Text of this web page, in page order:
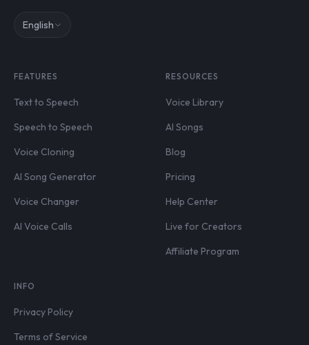
English
FEATURES
Text to Speech
Speech to Speech
Voice Cloning
AI Song Generator
Voice Changer
AI Voice Calls
RESOURCES
Voice Library
AI Songs
Blog
Pricing
Help Center
Live for Creators
Affiliate Program
INFO
Privacy Policy
Terms of Service